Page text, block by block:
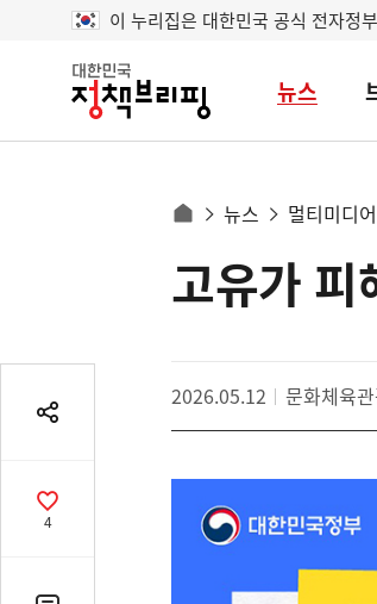
이 누리집은 대한민국 공식 전자정
대
민
뉴스
동
경
로
으
로
뉴스 멀티미디
영
역공
기
공
감
4
고유가
2026.05.12 문화체육